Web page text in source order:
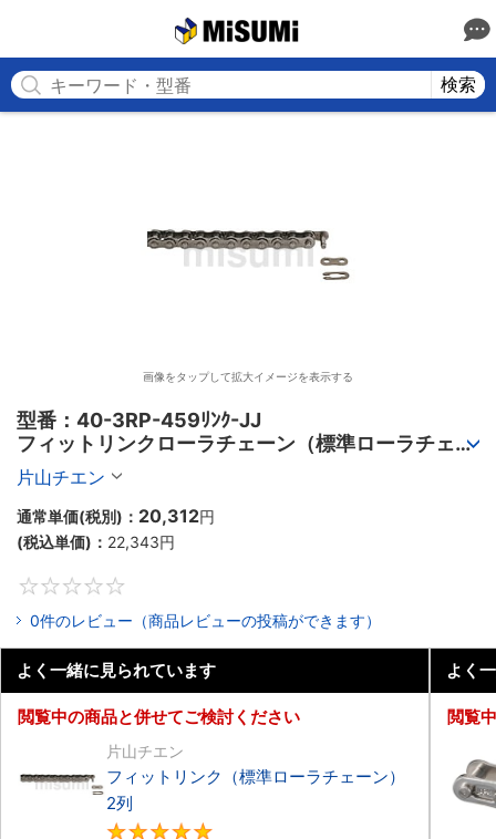
検索
画像をタップして拡大イメージを表示する
型番：40-3RP-459ﾘﾝｸ-JJ
フィットリンクローラチェーン（標準ローラチェー
ン） 3列
片山チエン
通常単価(税別)： 20,312円
(税込単価)： 22,343円
0件のレビュー（商品レビューの投稿ができます）
よく一緒に見られています
閲覧中の商品と併せてご検討ください
片山チエン
フィットリンク（標準ローラチェーン）
2列
よく
閲覧